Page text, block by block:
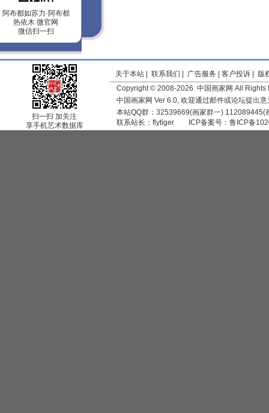
阿布都如苏力·阿布都
热依木 微官网
微信扫一扫
扫一扫 加关注
享手机艺术数据库
关于本站 联系我们 广告服务 客户投诉
版
Copyright © 2008-2026 中国画家网 All Rights
中国画家网 Ver 6.0, 欢迎通过邮件或论坛提出
本站QQ群：32539669(画家群一)
联系站长： flytiger ICP备案号： 鲁ICP备